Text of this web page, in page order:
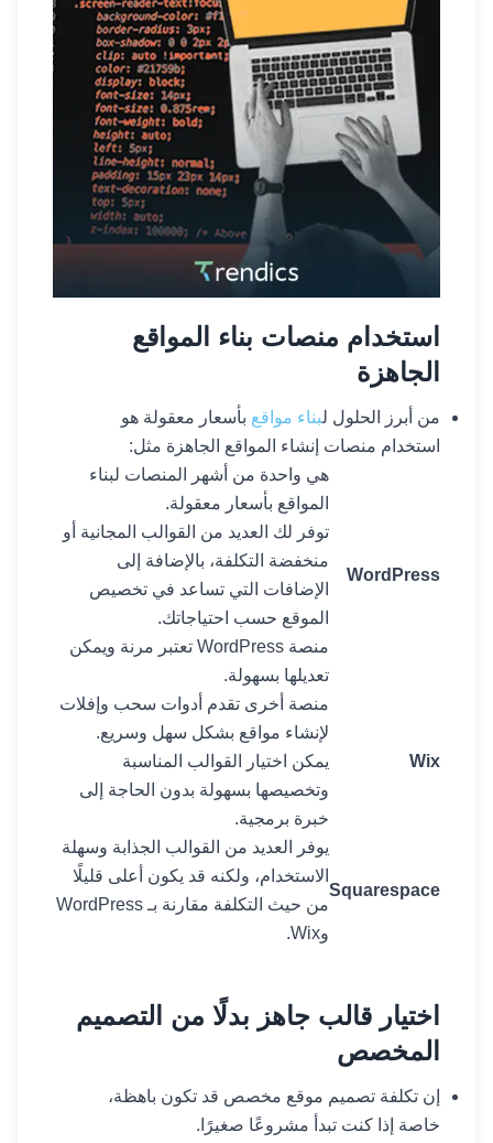
استخدام منصات بناء المواقع
الجاهزة
من أبرز الحلول لبناء مواقع بأسعار معقولة هو
استخدام منصات إنشاء المواقع الجاهزة مثل:
WordPress
هي واحدة من أشهر المنصات لبناء
المواقع بأسعار معقولة.
توفر لك العديد من القوالب المجانية أو
منخفضة التكلفة، بالإضافة إلى
الإضافات التي تساعد في تخصيص
الموقع حسب احتياجاتك.
منصة WordPress تعتبر مرنة ويمكن
تعديلها بسهولة.
Wix
منصة أخرى تقدم أدوات سحب وإفلات
لإنشاء مواقع بشكل سهل وسريع.
يمكن اختيار القوالب المناسبة
وتخصيصها بسهولة بدون الحاجة إلى
خبرة برمجية.
Squarespace
يوفر العديد من القوالب الجذابة وسهلة
الاستخدام، ولكنه قد يكون أعلى قليلًا
من حيث التكلفة مقارنة بـ WordPress
وWix.
اختيار قالب جاهز بدلًا من التصميم
المخصص
إن تكلفة تصميم موقع مخصص قد تكون باهظة،
خاصة إذا كنت تبدأ مشروعًا صغيرًا.